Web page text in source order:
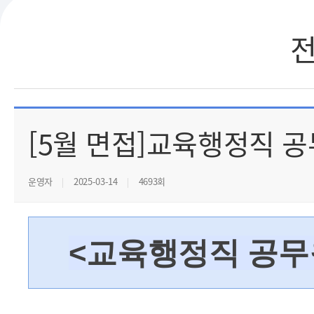
[5월 면접]교육행정직
운영자 2025-03-14 4693회
<교육행정직 공